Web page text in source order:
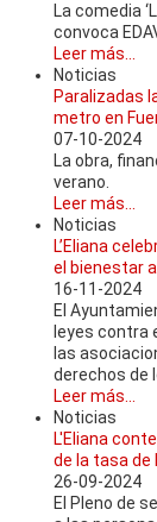
La comedia
convoca
Leer más...
Noticias
Paralizadas
metro en
07-10-2024
La obra,
verano.
Leer más...
Noticias
L’Eliana
el bienestar
16-11-2024
El
leyes contra
las
derechos de
Leer más...
Noticias
L'Eliana
de la tasa de
26-09-2024
El Pleno de